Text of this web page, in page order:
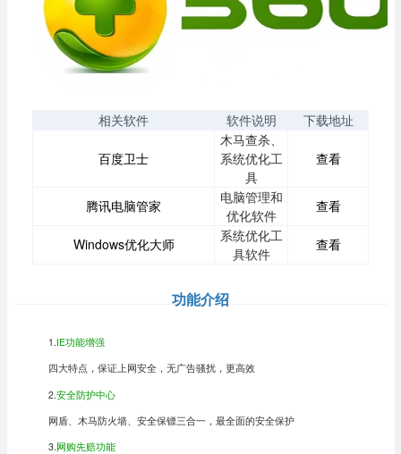
相关软件 软件说明 下载地址
百度卫士
木马查杀、
系统优化工
具
查看
腾讯电脑管家
电脑管理和
优化软件
查看
Windows优化大师
系统优化工
具软件
查看
功能介绍
1.IE功能增强
四大特点，保证上网安全，无广告骚扰，更高效
2. 安全防护中心
网盾、木马防火墙、安全保镖三合一，最全面的安全保护
3.网购先赔功能